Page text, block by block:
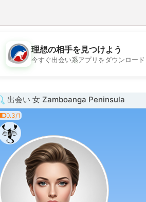
💖
理想の相手を見つけよう
今すぐ出会い系アプリをダウンロード
出会い 女 Zamboanga Peninsula
0.3/1